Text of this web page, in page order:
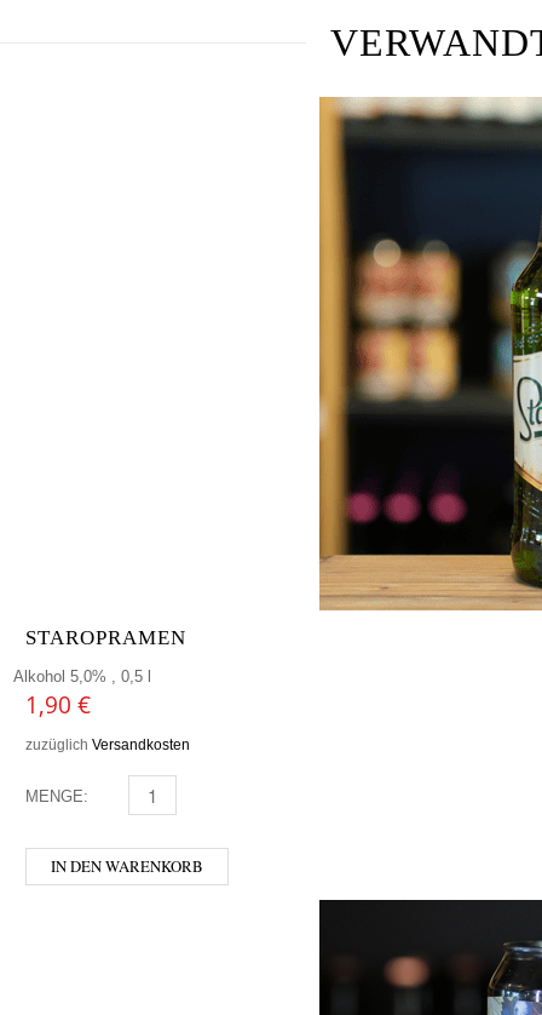
STAROPRAMEN
Alkohol 5,0% , 0,5 l
1,90 €
zuzüglich Versandkosten
MENGE: STAROPRAMEN MENGE
IN DEN WARENKORB